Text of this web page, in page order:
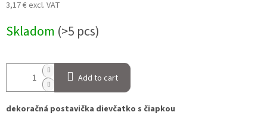
3,17 € excl. VAT
price:
Skladom (>5 pcs)
Add to cart
dekoračná postavička dievčatko s čiapkou